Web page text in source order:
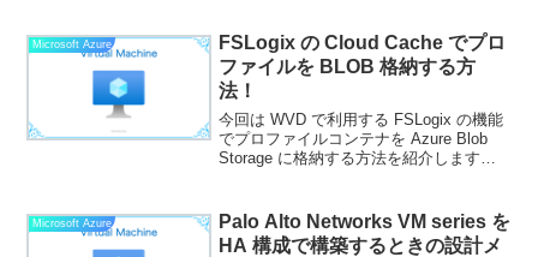
ていたことから設定しようと思...
Microsoft Azure
FSLogix の Cloud Cache でプロ
ファイルを BLOB 格納する方
法！
今回は WVD で利用する FSLogix の機能
でプロファイルコンテナを Azure Blob
Storage に格納する方法を紹介します。
て VHD 形式の...
Microsoft Azure
Palo Alto Networks VM series を
HA 構成で構築するときの設計メ